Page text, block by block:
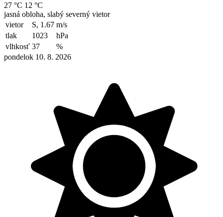
27 °C 12 °C
jasná obloha, slabý severný vietor
vietor
S, 1.67 m/s
tlak
1023
hPa
vlhkosť 37
%
pondelok 10. 8. 2026